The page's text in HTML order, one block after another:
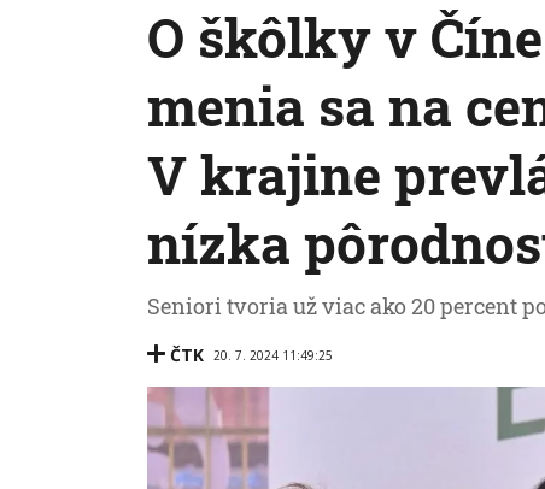
O škôlky v
menia sa na
V krajine
nízka
Seniori tvoria už viac ako 20 percent
ČTK 20. 7. 2024 11:49:25